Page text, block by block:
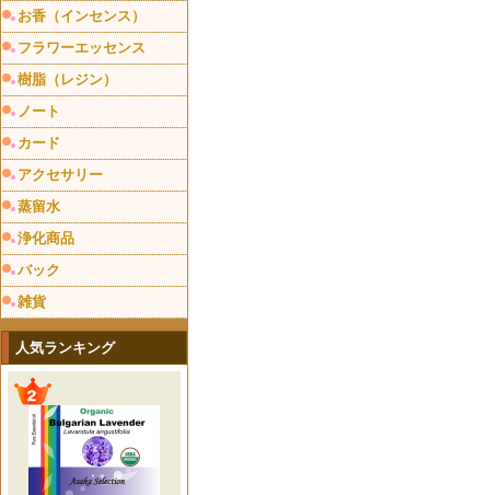
お香（インセンス）
フラワーエッセンス
樹脂（レジン）
ノート
カード
アクセサリー
蒸留水
浄化商品
バック
雑貨
人気ランキング